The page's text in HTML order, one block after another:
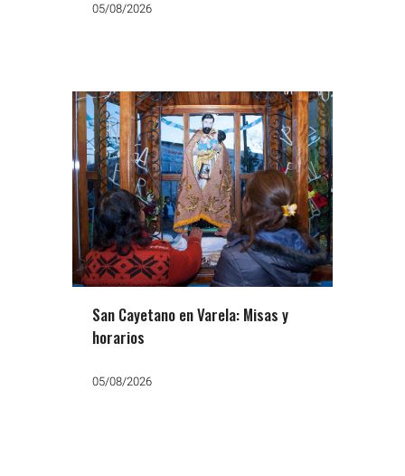
05/08/2026
San Cayetano en Varela: Misas y
horarios
05/08/2026